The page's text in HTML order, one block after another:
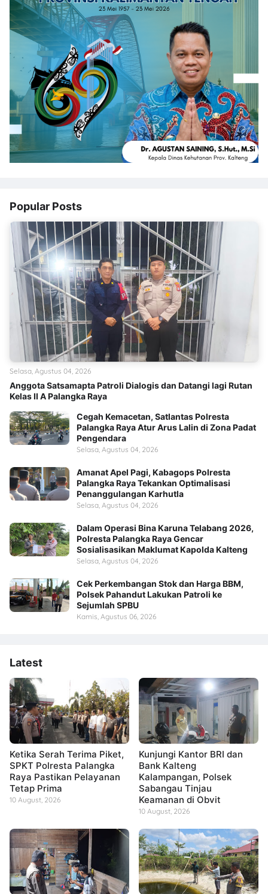
Popular Posts
Anggota Satsamapta Patroli Dialogis dan Datangi lagi Rutan
Kelas II A Palangka Raya
Selasa, Agustus 04, 2026
Cegah Kemacetan, Satlantas Polresta
Palangka Raya Atur Arus Lalin di Zona Padat
Pengendara
Selasa, Agustus 04, 2026
Amanat Apel Pagi, Kabagops Polresta
Palangka Raya Tekankan Optimalisasi
Penanggulangan Karhutla
Selasa, Agustus 04, 2026
Dalam Operasi Bina Karuna Telabang 2026,
Polresta Palangka Raya Gencar
Sosialisasikan Maklumat Kapolda Kalteng
Selasa, Agustus 04, 2026
Cek Perkembangan Stok dan Harga BBM,
Polsek Pahandut Lakukan Patroli ke
Sejumlah SPBU
Kamis, Agustus 06, 2026
Latest
Ketika Serah Terima Piket,
SPKT Polresta Palangka
Raya Pastikan Pelayanan
Tetap Prima
10 August, 2026
Kunjungi Kantor BRI dan
Bank Kalteng
Kalampangan, Polsek
Sabangau Tinjau
Keamanan di Obvit
10 August, 2026